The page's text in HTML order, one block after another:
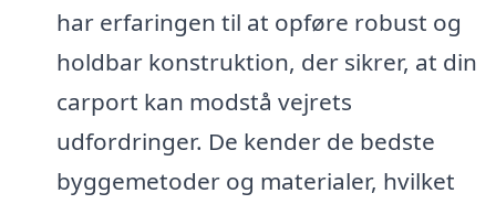
har erfaringen til at opføre robust og
holdbar konstruktion, der sikrer, at din
carport kan modstå vejrets
udfordringer. De kender de bedste
byggemetoder og materialer, hvilket